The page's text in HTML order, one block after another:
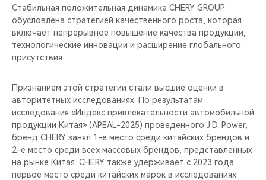
Стабильная положительная динамика CHERY GROUP
обусловлена стратегией качественного роста, которая
включает непрерывное повышение качества продукции,
технологические инновации и расширение глобального
присутствия.
Признанием этой стратегии стали высшие оценки в
авторитетных исследованиях. По результатам
исследования «Индекс привлекательности автомобильной
продукции Китая» (APEAL-2025) проведенного J.D. Power,
бренд CHERY занял 1-е место среди китайских брендов и
2-е место среди всех массовых брендов, представленных
на рынке Китая. CHERY также удерживает с 2023 года
первое место среди китайских марок в исследованиях